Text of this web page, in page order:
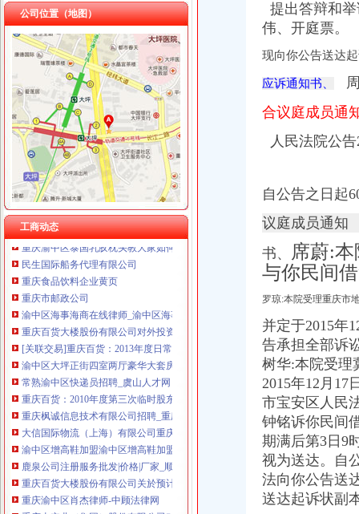
重庆泰盛贷款咨询有限公司 渝高 （工商注册）
重庆奎颜尼商贸有限公司 渝中100万 （工商注册）
重庆尊博贸易有限公司 渝江 （工商注册）
重庆晒微科技有限公司 渝南3万 （工商注册）
重庆欧氏科技发展有限公司 渝九50万 （进出口权）
重庆市明诚塑料制品有限责任公司 渝高100万 （进出口权）
重庆金品科技有限公司 渝南100万 （进出口权）
重庆凯誉网络通信技术工程有限公司 渝中300万 （工商变更）
重庆佳技维科技发展有限公司 渝南100万 （进出口权）
公司位置（地图）
工商动态
渝中区代办进出口公司
渝中区增高鞋加盟渝中区增高鞋加盟店渝中区加盟增高鞋店-渝中区
民生国际船务代理有限公司
鹿泉公司注册服务批发|价格|厂家_顺企网
大信国际物流（上海）有限公司重庆分公司-大信国际物流（上海）有
重庆百货大楼股份有限公司对外投资公告
重庆百货（）_公司公告_重庆百货大楼股份有限公司2013年度
成都西南交大工程建设咨询监理有限责任公司重庆分公司-主页
[股东会]重庆百货：2010年度第三次临时股东大会会议资料-[中财网]
重庆旅游新报社有限公司
重庆渝中区泰国乳胶枕头教大家如何买到正宗的泰国乳胶枕头_第1页_
民生国际船务代理有限公司
重庆食品饮料企业黄页
重庆市邮政公司
渝中区海事海商在线律师_渝中区海事海商律师在线免费咨询_华律网
重庆百货大楼股份有限公司对外投资公告
[关联交易]重庆百货：2013年度日常关联交易预计公告-[中财网]
渝中区大坪正街四室两厅豪华大套房_重庆渝中区大坪短租房_游天下
常熟渝中区快递员招聘_虞山人才网
重庆百货：2010年度第三次临时股东大会会议资料_证券之星
重庆枫诚信息技术有限公司招聘_重庆枫诚信息技术有限公司新招聘_
大信国际物流（上海）有限公司重庆分公司-大信国际物流（上海）有
渝中区增高鞋加盟渝中区增高鞋加盟店渝中区加盟增高鞋店-渝中区
鹿泉公司注册服务批发|价格|厂家_顺企网
重庆百货大楼股份有限公司关於预计2015年日常关联交易公告
重庆渝中区肖杰律师-中顾法律网
重庆太实业（集团）股份有限公司对外投资暨关联交易公告_财经_
[股东会]重庆百货：2010年度第三次临时股东大会会议资料-[中财网]
提出答辩和
伟、开庭票。
现向你公告送达
应诉通知书、
合议庭成员通
人民法院公
自公告之日起
议庭成员通知
书、
席蔚:
与你民间
罗琼:本院受理重庆市
并定于2015年
告承担全部诉
树华:本院受理
2015年12月17
市宝安区人民
钟铭诉你民间
期满后第3日9
视为送达。自
法向你公告送
送达起诉状副